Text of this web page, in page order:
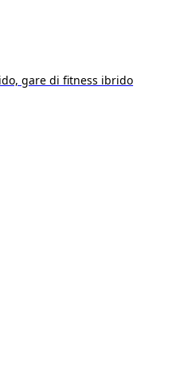
gare di fitness ibrido